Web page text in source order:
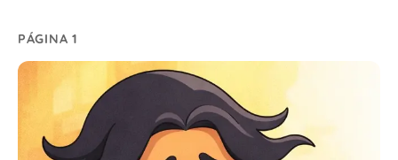
PÁGINA 1